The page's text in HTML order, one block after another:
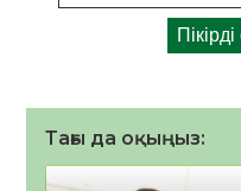
Тағы да оқыңыз: